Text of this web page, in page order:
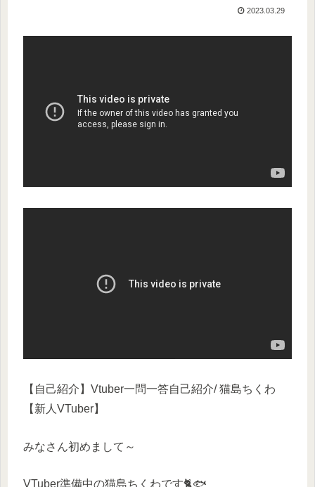
2023.03.29
【自己紹介】Vtuber一問一答自己紹介/ 猫島ちくわ
【新人VTuber】
みなさん初めまして～
VTuber準備中の猫島ちくわです🐈🐟